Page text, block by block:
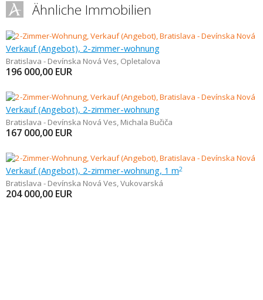
Ähnliche Immobilien
Verkauf (Angebot), 2-zimmer-wohnung
Bratislava - Devínska Nová Ves, Opletalova
196 000,00 EUR
Verkauf (Angebot), 2-zimmer-wohnung
Bratislava - Devínska Nová Ves, Michala Bučiča
167 000,00 EUR
Verkauf (Angebot), 2-zimmer-wohnung, 1 m2
Bratislava - Devínska Nová Ves,Vukovarská
204 000,00 EUR